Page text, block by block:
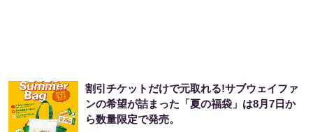
割引チケットだけで元取れる!サブウェイファ
ンの希望が詰まった「夏の福袋」は8月7日か
ら数量限定で発売。